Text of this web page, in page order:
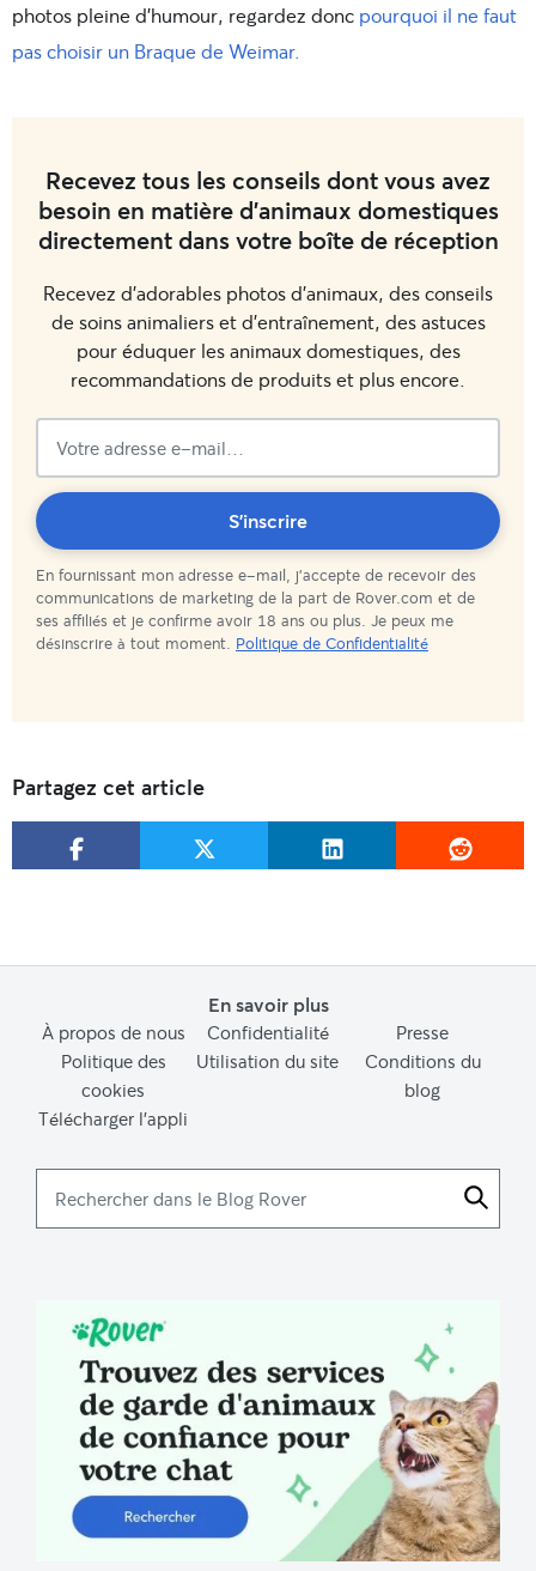
photos pleine d’humour, regardez donc pourquoi il ne faut
pas choisir un Braque de Weimar.
Recevez tous les conseils dont vous avez
besoin en matière d'animaux domestiques
directement dans votre boîte de réception
Recevez d'adorables photos d'animaux, des conseils
de soins animaliers et d'entraînement, des astuces
pour éduquer les animaux domestiques, des
recommandations de produits et plus encore.
En fournissant mon adresse e-mail, j'accepte de recevoir des
communications de marketing de la part de Rover.com et de
ses affiliés et je confirme avoir 18 ans ou plus. Je peux me
désinscrire à tout moment. Politique de Confidentialité
S'inscrire
Vous
êtes
abonné(e)
Partagez cet article
En savoir plus
À propos de nous Confidentialité
Presse
Politique des
cookies
Utilisation du site
Conditions du
blog
Télécharger l’appli
dans